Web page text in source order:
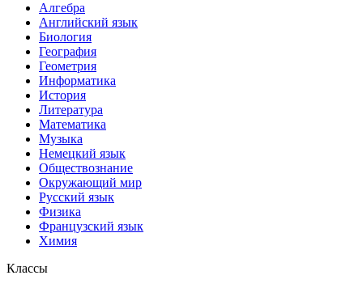
Алгебра
Английский язык
Биология
География
Геометрия
Информатика
История
Литература
Математика
Музыка
Немецкий язык
Обществознание
Окружающий мир
Русский язык
Физика
Французский язык
Химия
Классы